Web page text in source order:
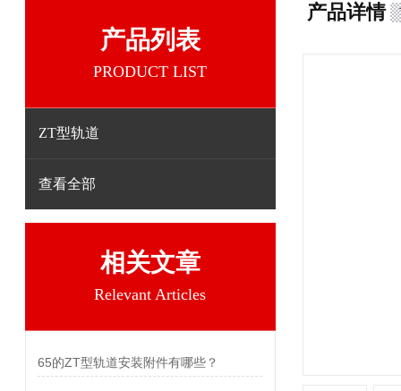
产品列表
PRODUCT LIST
ZT型轨道
查看全部
相关文章
Relevant Articles
65的ZT型轨道安装附件有哪些？
产品详情